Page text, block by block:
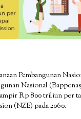
Pembangunan
Nasional
Rp 800 triliun per
(NZE) pada 2060.